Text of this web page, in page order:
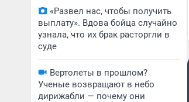
«Развел нас, чтобы получить
выплату». Вдова бойца случайно
узнала, что их брак расторгли в
суде
Вертолеты в прошлом?
Ученые возвращают в небо
дирижабли — почему они